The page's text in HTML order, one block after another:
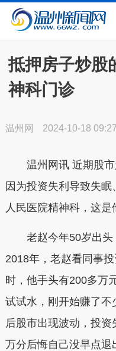
抵押房子炒股
神科门诊
温州网 2024-10-18
温州网讯 近期股市
因为投资失利导致失
人民医院精神科，这是
老赵今年50岁出头
2018年，老赵看同事
时，他手头有200多万
试试水，刚开始赚了不
后股市出现波动，投
万分后悔自己没早点